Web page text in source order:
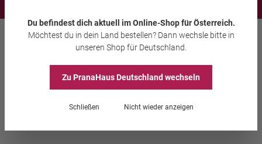
Aura-Soma® Pomander
Pomander Gelb
Du befindest dich aktuell im Online-Shopfür Österreich.
Möchtest du in dein Land bestellen? Dann wechsle bitte in
unseren Shop für Deutschland
Zu PranaHausDeutschland wechseln
Schließen Nicht wieder anzeigen